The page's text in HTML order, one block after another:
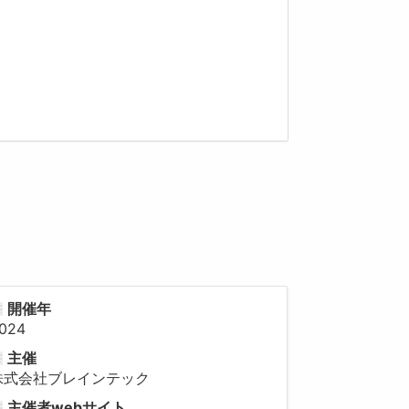
開催年
主催
式会社ブレインテック